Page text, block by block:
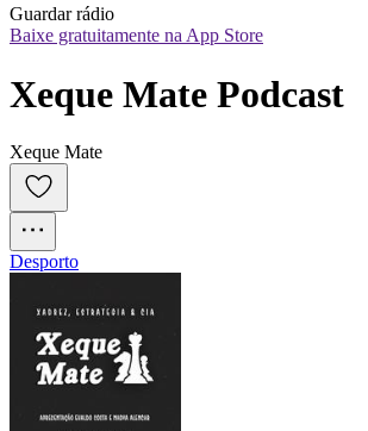
Guardar rádio
Baixe gratuitamente na App Store
Xeque Mate Podcast
Xeque Mate
Desporto